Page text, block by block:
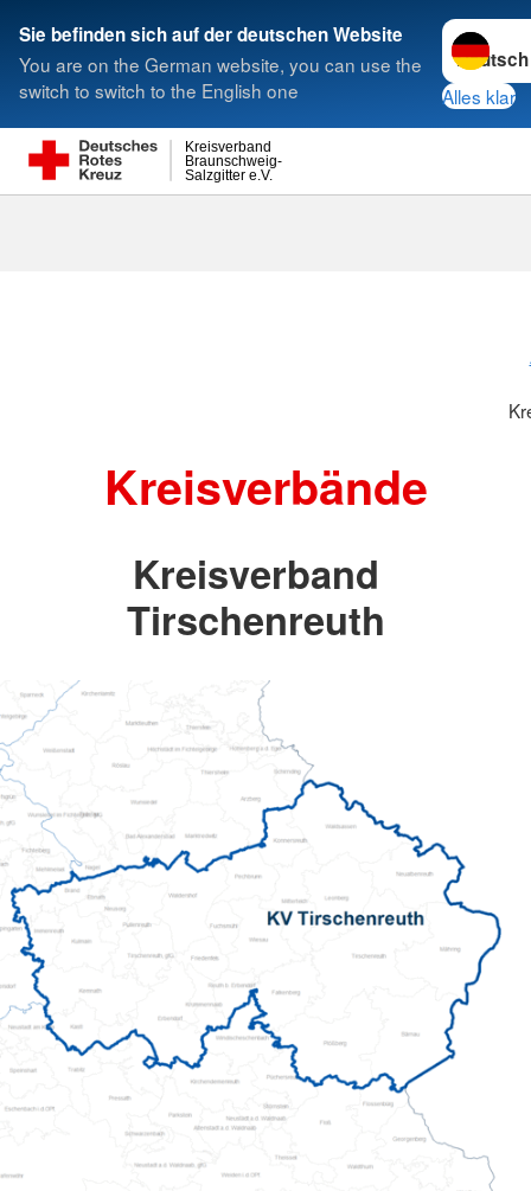
Sie befinden sich auf der deutschen Website
You are on the German website, you can use the
switch to switch to the English one
Sprache
Alles klar
Salzgitter e.V.
Braunschweig-
Kreisverband
Suche
Kreisverbände
Kreisverband
Tirschenreuth